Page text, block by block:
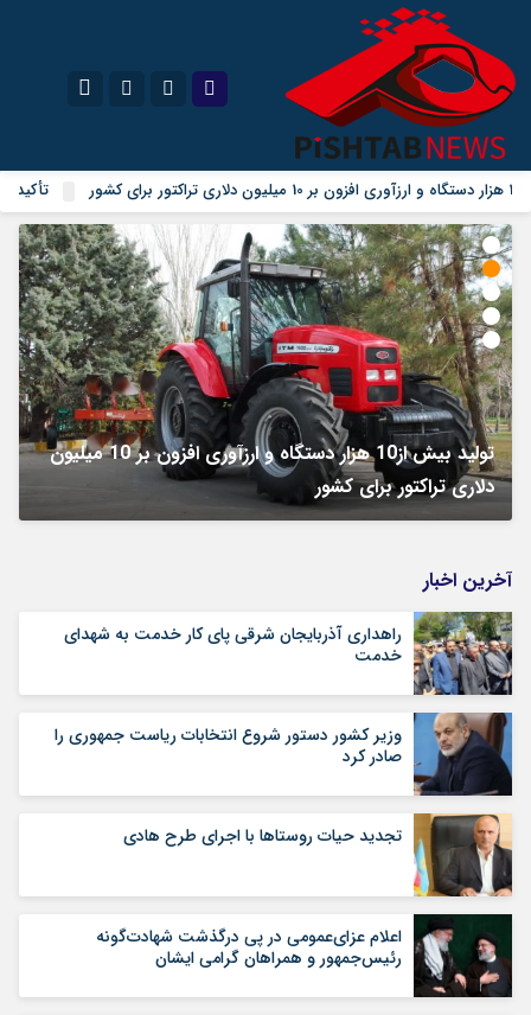
اینستاگرام
تلگرام
سروش
ایتا
آپارات
نام کاربری یا نشانی ایمیل
رمز عبور
مرا به خاطر بسپار
تأکید
تولید بیش از10 هزار دستگاه و ارزآوری افزون بر 10 میلیون
دلاری تراکتور برای کشور
آخرین اخبار
راهداری آذربایجان شرقی پای کار خدمت به شهدای
خدمت
وزیر کشور دستور شروع انتخابات ریاست جمهوری را
صادر کرد
تجدید حیات روستاها با اجرای طرح هادی
اعلام عزای‌عمومی در پی درگذشت شهادت‌گونه
رئیس‌جمهور و همراهان گرامی ایشان